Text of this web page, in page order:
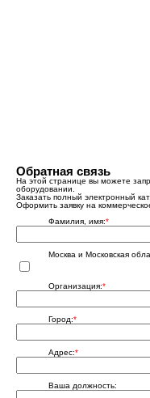
Обратная связь
На этой странице вы можете
оборудовании.
Заказать полный электронный
Оформить заявку на
Фамилия, имя:*
Москва и Московская
Организация:*
Город:*
Адрес:*
Ваша должность: